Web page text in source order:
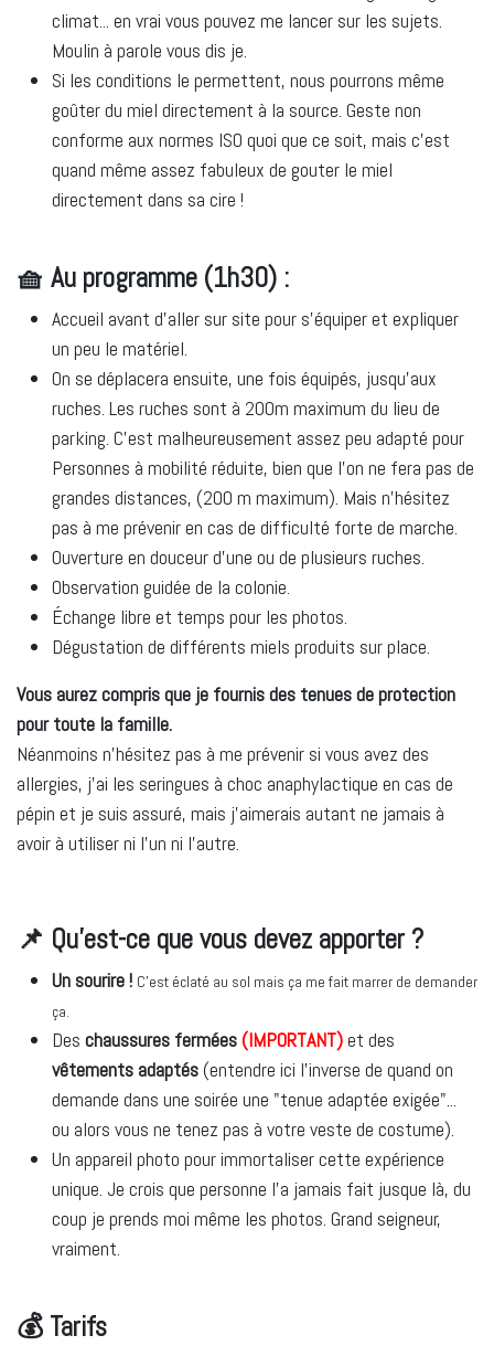
climat... en vrai vous pouvez me lancer sur les sujets.
Moulin à parole vous dis je.
Si les conditions le permettent, nous pourrons même
goûter du miel directement à la source. Geste non
conforme aux normes ISO quoi que ce soit, mais c'est
quand même assez fabuleux de gouter le miel
directement dans sa cire !
🧺 Au programme (1h30) :
Accueil avant d'aller sur site pour s'équiper et expliquer
un peu le matériel.
On se déplacera ensuite, une fois équipés, jusqu'aux
ruches. Les ruches sont à 200m maximum du lieu de
parking. C'est malheureusement assez peu adapté pour
Personnes à mobilité réduite, bien que l'on ne fera pas de
grandes distances, (200 m maximum). Mais n'hésitez
pas à me prévenir en cas de difficulté forte de marche.
Ouverture en douceur d'une ou de plusieurs ruches.
Observation guidée de la colonie.
Échange libre et temps pour les photos.
Dégustation de différents miels produits sur place.
Vous aurez compris que je fournis des tenues de protection
pour toute la famille.
Néanmoins n'hésitez pas à me prévenir si vous avez des
allergies, j'ai les seringues à choc anaphylactique en cas de
pépin et je suis assuré, mais j'aimerais autant ne jamais à
avoir à utiliser ni l'un ni l'autre.
📌 Qu’est-ce que vous devez apporter ?
Un sourire ! C'est éclaté au sol mais ça me fait marrer de demander
ça.
Des chaussures fermées(IMPORTANT)et des
vêtements adaptés(entendre ici l'inverse de quand on
demande dans une soirée une "tenue adaptée exigée"...
ou alors vous ne tenez pas à votre veste de costume).
Un appareil photo pour immortaliser cette expérience
unique. Je crois que personne l'a jamais fait jusque là, du
coup je prends moi même les photos. Grand seigneur,
vraiment.
💰 Tarifs